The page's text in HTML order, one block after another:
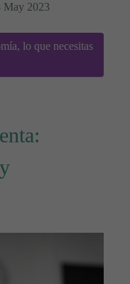
May 2023
lo que necesitas